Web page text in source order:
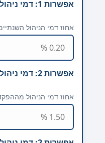
אפשרות 1: דמי ניהול מהצבירה (%)
אחוז דמי הניהול
אפשרות 2: דמי ניהול מההפקדות (%)
אחוז דמי הניהול